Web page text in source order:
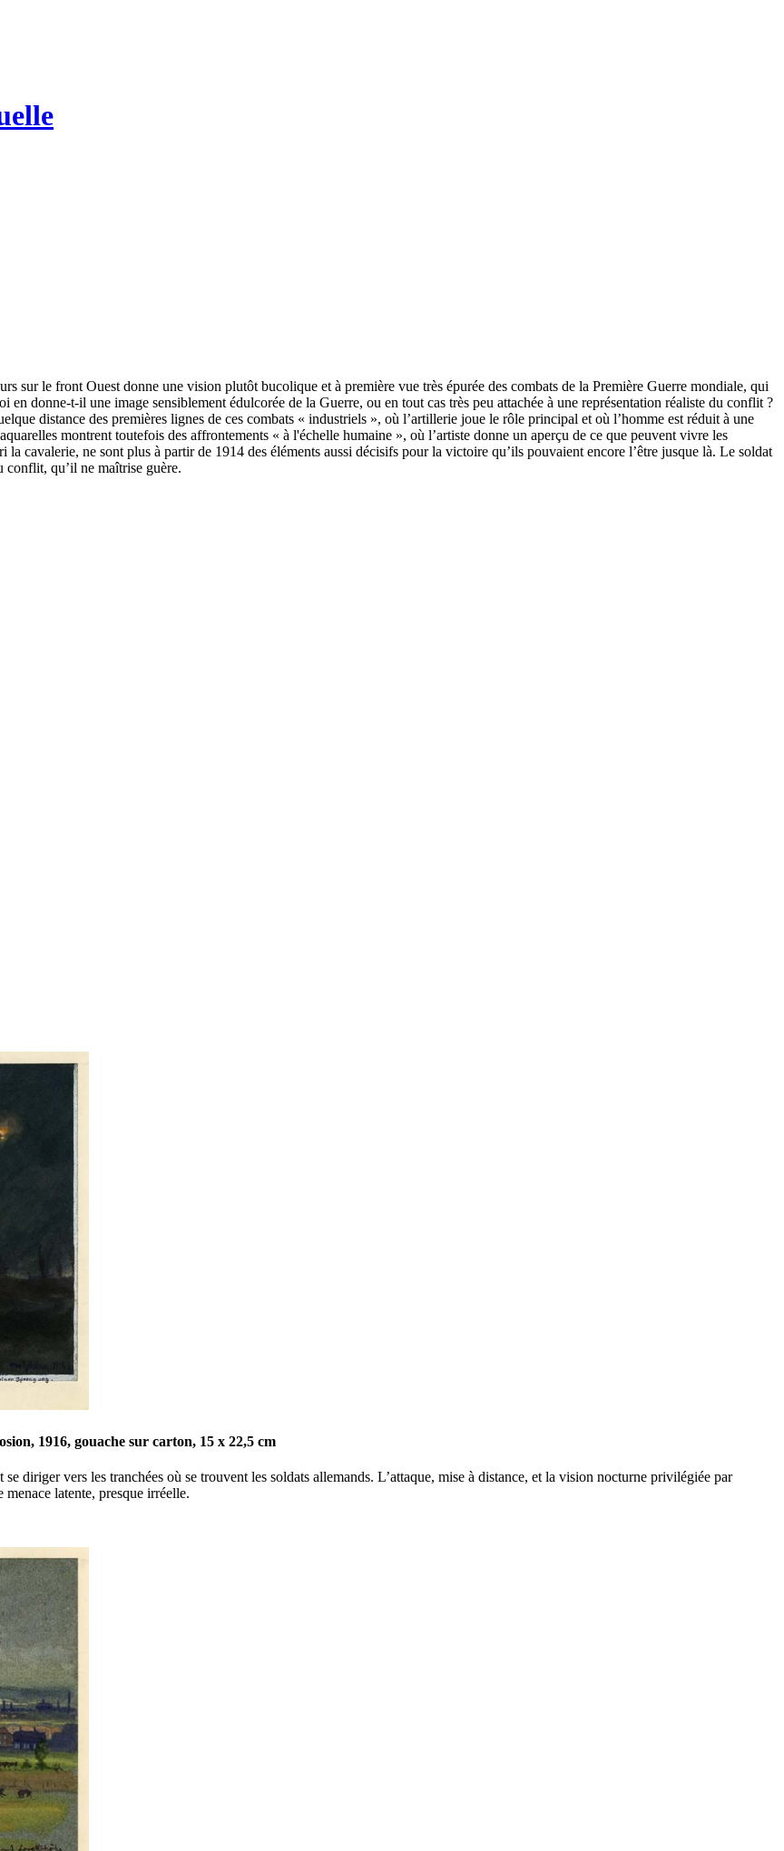
sur le front Ouest donne une vision plutôt bucolique et à première vue très épurée des combats de la Première Guerre mondiale, qui
en donne-t-il une image sensiblement édulcorée de la Guerre, ou en tout cas très peu attachée à une représentation réaliste du conflit ?
distance des premières lignes de ces combats « industriels », où l’artillerie joue le rôle principal et où l’homme est réduit à une
montrent toutefois des affrontements « à l'échelle humaine », où l’artiste donne un aperçu de ce que peuvent vivre les
cavalerie, ne sont plus à partir de 1914 des éléments aussi décisifs pour la victoire qu’ils pouvaient encore l’être jusque là. Le soldat
conflit, qu’il ne maîtrise guère.
1916, gouache sur carton, 15 x 22,5 cm
diriger vers les tranchées où se trouvent les soldats allemands. L’attaque, mise à distance, et la vision nocturne privilégiée par
menace latente, presque irréelle.